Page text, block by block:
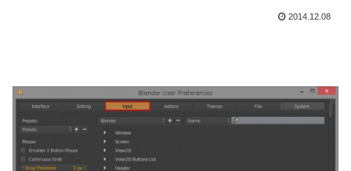
2014.12.08